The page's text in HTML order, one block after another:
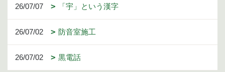
26/07/07 「宇」という漢字
26/07/02 防音室施工
26/07/02 黒電話